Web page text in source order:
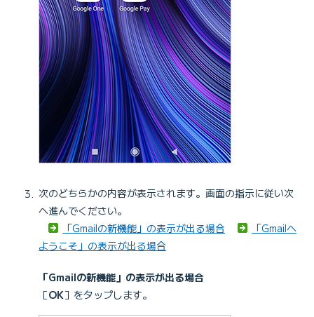
次のどちらかの内容が表示されます。画面の指示に従い次
へ進んでください。
「Gmailの新機能」の表示が出る場合
「Gmailへ
ようこそ」の表示が出る場合
「Gmailの新機能」の表示が出る場合
［OK］をタップします。